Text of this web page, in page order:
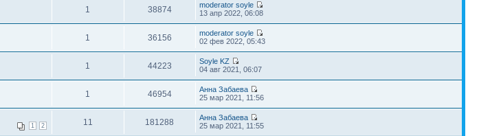
1 38874
moderator soyle
13 апр 2022, 06:08
1 36156
moderator soyle
02 фев 2022, 05:43
1 44223
Soyle KZ
04 авг 2021, 06:07
1 46954
Анна Забаева
25 мар 2021, 11:56
1 2 11 181288
Анна Забаева
25 мар 2021, 11:55